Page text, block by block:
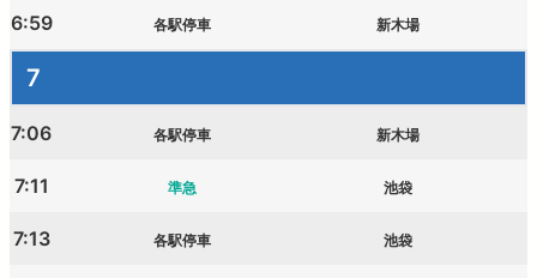
6:59 各駅停車 新木場
7
7:06 各駅停車 新木場
7:11 準急 池袋
7:13 各駅停車 池袋